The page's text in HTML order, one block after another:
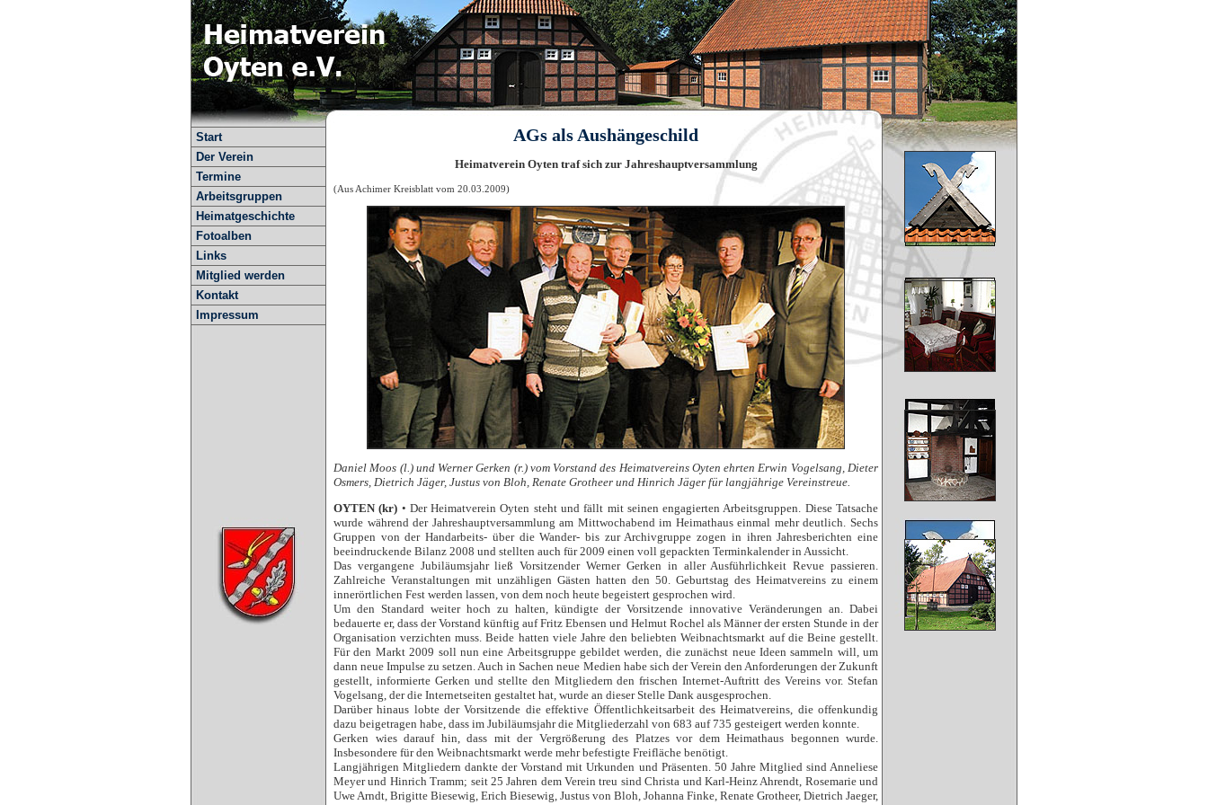
Start
Der Verein
Termine
Arbeitsgruppen
Heimatgeschichte
Fotoalben
Links
Mitglied werden
Kontakt
Impressum
AGs als Aushängeschild
Heimatverein Oyten traf sich zur Jahreshauptversammlung
(Aus Achimer Kreisblatt vom 20.03.2009)
Daniel Moos (l.) und Werner Gerken (r.) vom Vorstand des Heimatvereins Oyten ehrten Erwin Vogelsang, Dieter
Osmers, Dietrich Jäger, Justus von Bloh, Renate Grotheer und Hinrich Jäger für langjährige Vereinstreue.
OYTEN (kr) • Der Heimatverein Oyten steht und fällt mit seinen engagierten Arbeitsgruppen. Diese Tatsache
wurde während der Jahreshauptversammlung am Mittwochabend im Heimathaus einmal mehr deutlich. Sechs
Gruppen von der Handarbeits- über die Wander- bis zur Archivgruppe zogen in ihren Jahresberichten eine
beeindruckende Bilanz 2008 und stellten auch für 2009 einen voll gepackten Terminkalender in Aussicht.
Das vergangene Jubiläumsjahr ließ Vorsitzender Werner Gerken in aller Ausführlichkeit Revue passieren.
Zahlreiche Veranstaltungen mit unzähligen Gästen hatten den 50. Geburtstag des Heimatvereins zu einem
innerörtlichen Fest werden lassen, von dem noch heute begeistert gesprochen wird.
Um den Standard weiter hoch zu halten, kündigte der Vorsitzende innovative Veränderungen an. Dabei
bedauerte er, dass der Vorstand künftig auf Fritz Ebensen und Helmut Rochel als Männer der ersten Stunde in der
Organisation verzichten muss. Beide hatten viele Jahre den beliebten Weibnachtsmarkt auf die Beine gestellt.
Für den Markt 2009 soll nun eine Arbeitsgruppe gebildet werden, die zunächst neue Ideen sammeln will, um
dann neue Impulse zu setzen. Auch in Sachen neue Medien habe sich der Verein den Anforderungen der Zukunft
gestellt, informierte Gerken und stellte den Mitgliedern den frischen Internet-Auftritt des Vereins vor. Stefan
Vogelsang, der die Internetseiten gestaltet hat, wurde an dieser Stelle Dank ausgesprochen.
Darüber hinaus lobte der Vorsitzende die effektive Öffentlichkeitsarbeit des Heimatvereins, die offenkundig
dazu beigetragen habe, dass im Jubiläumsjahr die Mitgliederzahl von 683 auf 735 gesteigert werden konnte.
Gerken wies darauf hin, dass mit der Vergrößerung des Platzes vor dem Heimathaus begonnen wurde.
Insbesondere für den Weibnachtsmarkt werde mehr befestigte Freifläche benötigt.
Langjährigen Mitgliedern dankte der Vorstand mit Urkunden und Präsenten. 50 Jahre Mitglied sind Anneliese
Meyer und Hinrich Tramm; seit 25 Jahren dem Verein treu sind Christa und Karl-Heinz Ahrendt, Rosemarie und
Uwe Arndt, Brigitte Biesewig, Erich Biesewig, Justus von Bloh, Johanna Finke, Renate Grotheer, Dietrich Jaeger,